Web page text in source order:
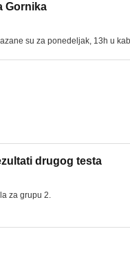
Gornika
su za ponedeljak, 13h u
drugog testa
za grupu 2.